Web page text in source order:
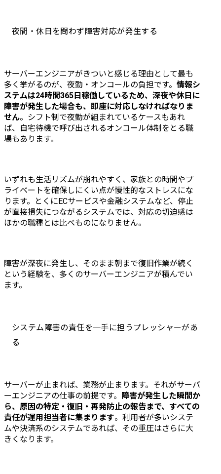
サーバーエンジニアは未経験からでもなれますか？
夜間・休日を問わず障害対応が発生する
サーバーエンジニアがきついと感じる理由として最も
多く挙がるのが、夜勤・オンコールの負担です。 情報シ
ステムは24時間365日稼働しているため、深夜や休日に
障害が発生した場合も、即座に対応しなければなりま
せん。シフト制で夜勤が組まれているケースもあれ
ば、自宅待機で呼び出されるオンコール体制をとる職
場もあります。
いずれも生活リズムが崩れやすく、家族との時間やプ
ライベートを確保しにくい点が慢性的なストレスにな
ります。とくにECサービスや金融システムなど、停止
が直接損失につながるシステムでは、対応の切迫感は
ほかの職種とは比べものになりません。
障害が深夜に発生し、そのまま朝まで復旧作業が続く
という経験を、多くのサーバーエンジニアが積んでい
ます。
システム障害の責任を一手に担うプレッシャーがあ
る
サーバーが止まれば、業務が止まります。それがサーバ
ーエンジニアの仕事の前提です。
障害が発生した瞬間か
ら、原因の特定・復旧・再発防止の報告まで、すべての
責任が運用担当者に集まります。利用者が多いシステ
ムや決済系のシステムであれば、その重圧はさらに大
きくなります。